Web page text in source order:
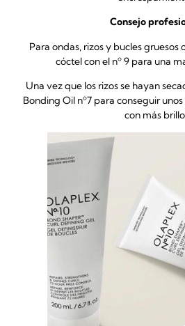
Consejo
Para ondas, rizos y bucles gruesos
cóctel con el nº 9 para una
Una vez que los rizos se hayan
Bonding Oil nº7 para conseguir
con más